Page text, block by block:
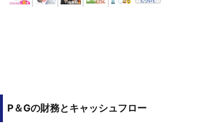
P＆Gの財務とキャッシュフロー